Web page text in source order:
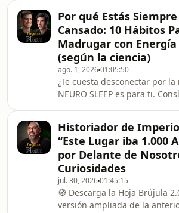
emergencia.
colaborar o ser patrocinador
un Plan? Puedes contactar
https://docs.google.com/
usp=headerÚnete a nuestra
newsletter y recibe regalos,
exclusivo, herramientas e
Por qué Estás Siempre
Cansado: 10 Hábitos
Madrugar con Energía
(según la ciencia)
ago. 1, 202601:05:50
¿Te cuesta desconectar por la
NEURO SLEEP es para ti.
https://bit.ly/3QOcdLQ
para todo el catálogo de
nos sentamos a hablar sin
algo que nos afecta a todos: el
descanso, el estrés y qué
funciona de verdad cuando
cabeza a mil por hora...🎁
Historiador de
“Este Lugar iba 1.000
por Delante de
Curiosidades
jul. 30, 202601:45:15
🧭 Descarga la Hoja Brújula
versión ampliada de la